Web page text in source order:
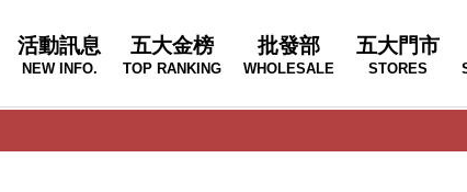
活動訊息
NEW INFO.
五大金榜
TOP RANKING
批發部
WHOLESALE
五大門市
STORES